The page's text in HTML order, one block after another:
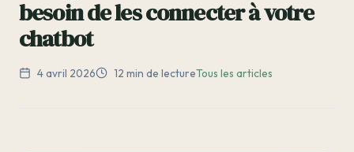
besoin de les connecter à votre
chatbot
4 avril 2026 12 min de lectureTous les articles